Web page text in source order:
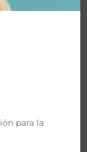
para la